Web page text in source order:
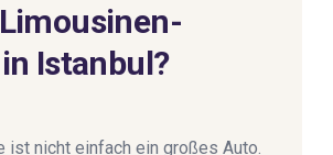
Istanbul?
ist nicht einfach ein großes Auto.